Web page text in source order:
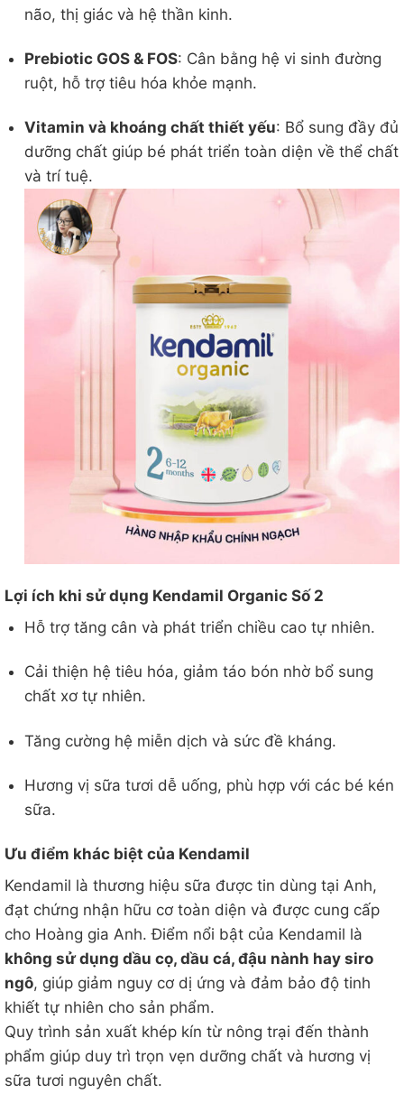
não, thị giác và hệ thần kinh.
Prebiotic GOS & FOS: Cân bằng hệ vi sinh đường
ruột, hỗ trợ tiêu hóa khỏe mạnh.
Vitamin và khoáng chất thiết yếu: Bổ sung đầy đủ
dưỡng chất giúp bé phát triển toàn diện về thể chất
và trí tuệ.
Lợi ích khi sử dụng Kendamil Organic Số 2
Hỗ trợ tăng cân và phát triển chiều cao tự nhiên.
Cải thiện hệ tiêu hóa, giảm táo bón nhờ bổ sung
chất xơ tự nhiên.
Tăng cường hệ miễn dịch và sức đề kháng.
Hương vị sữa tươi dễ uống, phù hợp với các bé kén
sữa.
Ưu điểm khác biệt của Kendamil
Kendamil là thương hiệu sữa được tin dùng tại Anh,
đạt chứng nhận hữu cơ toàn diện và được cung cấp
cho Hoàng gia Anh. Điểm nổi bật của Kendamil là
không sử dụng dầu cọ, dầu cá, đậu nành hay siro
ngô, giúp giảm nguy cơ dị ứng và đảm bảo độ tinh
khiết tự nhiên cho sản phẩm.
Quy trình sản xuất khép kín từ nông trại đến thành
phẩm giúp duy trì trọn vẹn dưỡng chất và hương vị
sữa tươi nguyên chất.